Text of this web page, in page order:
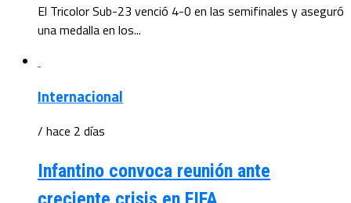
El Tricolor Sub-23 venció 4-0 en las semifinales y aseguró
una medalla en los...
Internacional
/ hace 2 días
Infantino convoca reunión ante